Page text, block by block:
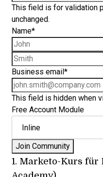
This field is for validation
unchanged.
Name*
Business email *
This field is hidden when
Free Account Module
1. Marketo-Kurs für